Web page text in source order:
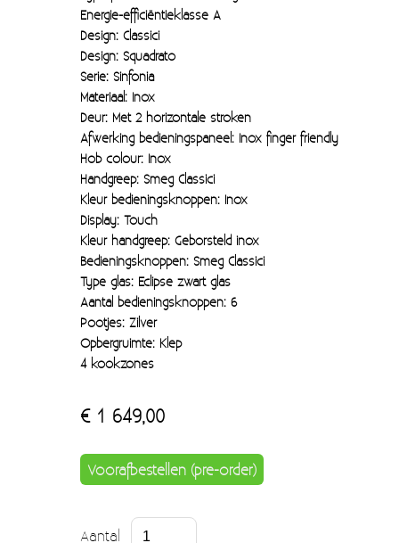
Moccamaster (De beste kop koffie sinds 1968)
Vintage
EINDE REEKSEN
Energie-efficiëntieklasse A
Design: Classici
Design: Squadrato
Serie: Sinfonia
Materiaal: Inox
Deur: Met 2 horizontale stroken
Afwerking bedieningspaneel: Inox finger friendly
Hob colour: Inox
Handgreep: Smeg Classici
Kleur bedieningsknoppen: Inox
Display: Touch
Kleur handgreep: Geborsteld inox
Bedieningsknoppen: Smeg Classici
Type glas: Eclipse zwart glas
Aantal bedieningsknoppen: 6
Pootjes: Zilver
Opbergruimte: Klep
4 kookzones
€ 1 649,00
Voorafbestellen (pre-order)
Aantal